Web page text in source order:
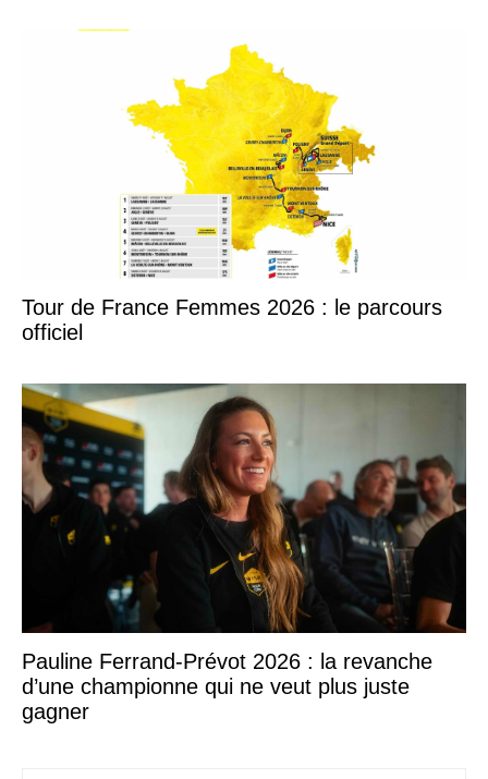
Tour de France Femmes 2026 : le parcours
officiel
Pauline Ferrand-Prévot 2026 : la revanche
d’une championne qui ne veut plus juste
gagner